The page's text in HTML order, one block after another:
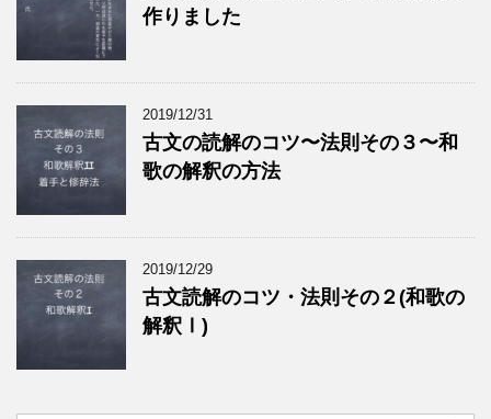
作りました
2019/12/31
古文の読解のコツ〜法則その３〜和
歌の解釈の方法
2019/12/29
古文読解のコツ・法則その２(和歌の
解釈Ⅰ)